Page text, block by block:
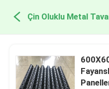
Çin Oluklu Metal